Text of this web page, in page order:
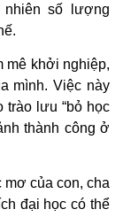
số lượng
mê khởi nghiệp,
mình. Việc này
trào lưu “bỏ học
thành công ở
mơ của con, cha
đại học có thể